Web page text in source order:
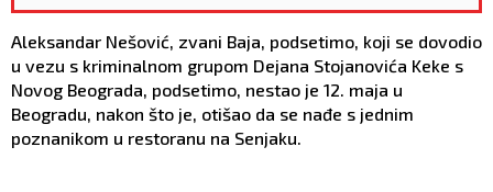
Aleksandar Nešović, zvani Baja, podsetimo, koji se dovodio
u vezu s kriminalnom grupom Dejana Stojanovića Keke s
Novog Beograda, podsetimo, nestao je 12. maja u
Beogradu, nakon što je, otišao da se nađe s jednim
poznanikom u restoranu na Senjaku.